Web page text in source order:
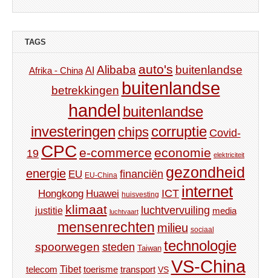
TAGS
Afrika - China AI Alibaba auto's buitenlandse
betrekkingen buitenlandse
handel buitenlandse
investeringen chips corruptie Covid-
19 CPC e-commerce economie elektriciteit
energie EU EU-China financiën gezondheid
Hongkong Huawei huisvesting ICT internet
justitie klimaat luchtvaart luchtvervuiling media
mensenrechten milieu sociaal
spoorwegen steden Taiwan technologie
telecom Tibet toerisme transport VS VS-China